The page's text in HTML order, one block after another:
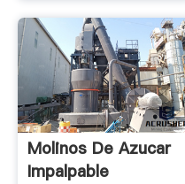
Molinos De Azucar
Impalpable